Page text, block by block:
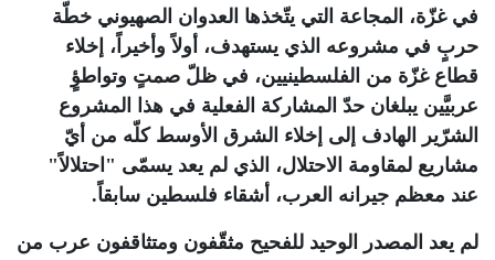
في غزّة، المجاعة التي يتّخذها العدوان الصهيوني خطّة
حربٍ في مشروعه الذي يستهدف، أولاً وأخيراً، إخلاء
قطاع غزّة من الفلسطينيين، في ظلّ صمتٍ وتواطؤٍ
عربيَّين يبلغان حدّ المشاركة الفعلية في هذا المشروع
الشرّير الهادف إلى إخلاء الشرق الأوسط كلّه من أيّ
مشاريع لمقاومة الاحتلال، الذي لم يعد يسمّى "احتلالاً"
عند معظم جيرانه العرب، أشقاء فلسطين سابقاً.
لم يعد المصدر الوحيد للفحيح مثقّفون ومتثاقفون عرب من